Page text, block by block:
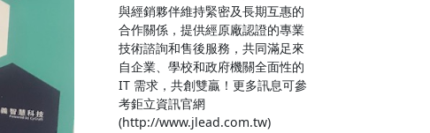
與經銷夥伴維持緊密及長期互惠的
合作關係，提供經原廠認證的專業
技術諮詢和售後服務，共同滿足來
自企業、學校和政府機關全面性的
IT 需求，共創雙贏！更多訊息可參
考鉅立資訊官網
(http://www.jlead.com.tw)